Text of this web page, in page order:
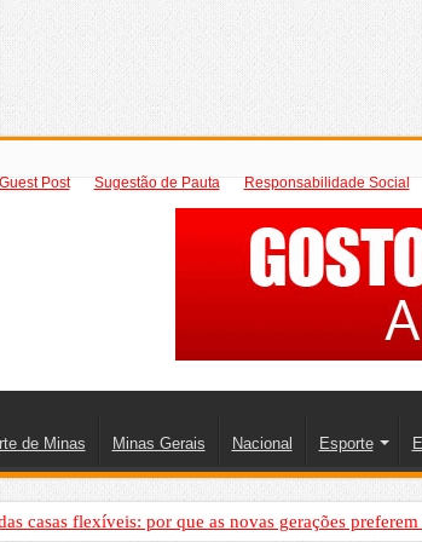
Guest Post Sugestão de Pauta Responsabilidade Social
de Minas Minas Gerais Nacional Esporte
casas flexíveis: por que as novas gerações